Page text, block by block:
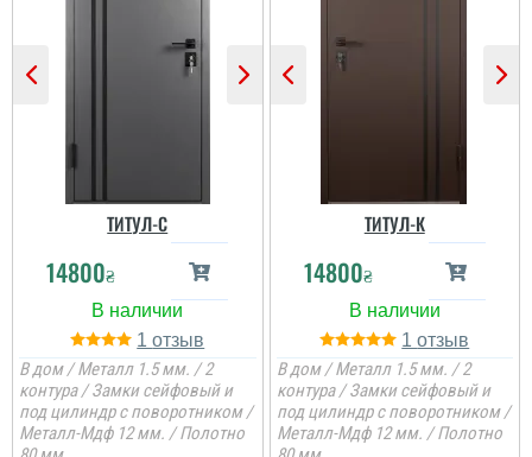
ТИТУЛ-C
14800₴
1
В дом / Металл 1.5 мм. / 2
контура / Замки сейфовый и
под цилиндр с поворотником /
Металл-Мдф 12 мм. / Полотно
ТИТУЛ-К
14800₴
1
В дом / Металл 1.5 мм. / 2
контура / Замки сейфовый и
под цилиндр с поворотником /
Металл-Мдф 12 мм. / Полотно